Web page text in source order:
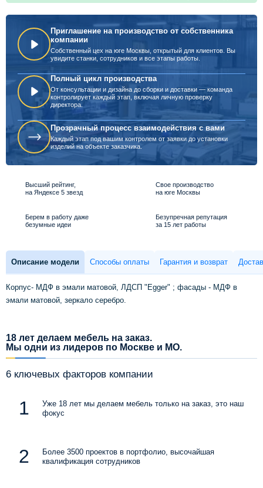
Приглашение на производство от собственника
компании
Собственный цех на юге Москвы, открытый для клиентов. Вы
увидите станки, сотрудников и все этапы работы.
Полный цикл производства
От консультации и дизайна до сборки и доставки — команда
контролирует каждый этап, включая личную проверку
директора.
Прозрачный процесс взаимодействия с вами
Каждый этап под вашим контролем от заявки до установки
изделий на объекте заказчика.
Высший рейтинг,
на Яндексе 5 звезд
Свое производство
на юге Москвы
Берем в работу даже
безумные идеи
Безупречная репутация
за 15 лет работы
Описание модели Способы оплаты Гарантия и возврат
Корпус- МДФ в эмали матовой, ЛДСП "Egger" ; фасады - МДФ в
эмали матовой, зеркало серебро.
18 лет делаем мебель на заказ.
Мы одни из лидеров по Москве и МО.
6 ключевых факторов компании
Уже 18 лет мы делаем мебель только на заказ, это наш
фокус
Более 3500 проектов в портфолио, высочайшая
квалификация сотрудников